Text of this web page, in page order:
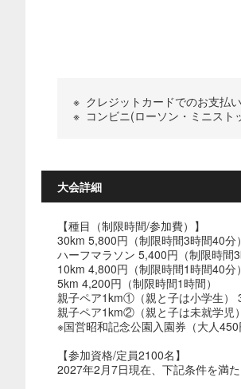
※ クレジットカードでのお支払
※ コンビニ(ローソン・ミニスト
大会詳細
【種目（制限時間/参加費）】
30km 5,800円（制限時間3時間40分
ハーフマラソン 5,400円（制限時間
10km 4,800円（制限時間1時間40分
5km 4,200円（制限時間1時間）
親子ペア1km①（親と子は小学生）
親子ペア1km②（親と子は未就学児
※国営昭和記念公園入園券（大人
【参加資格/定員2100名】
2027年2月7日現在、下記条件を満た